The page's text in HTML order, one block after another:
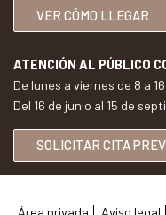
VER CÓMO LLEGAR
ATENCIÓN AL PÚBLICO
De lunes a viernes de 8 a
Del 16 de junio al 15 de
SOLICITAR CITA
Área privada Aviso legal